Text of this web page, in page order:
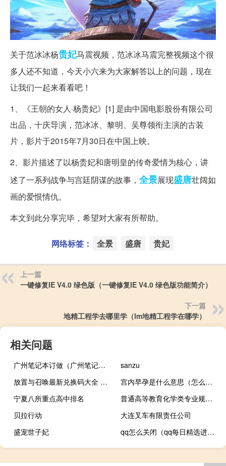
关于范冰冰杨贵妃马震视频，范冰冰马震完整视频这个很
多人还不知道，今天小六来为大家解答以上的问题，现在
让我们一起来看看吧！
1、《王朝的女人·杨贵妃》[1] 是由中国电影股份有限公司
出品，十庆导演，范冰冰、黎明、吴尊领衔主演的古装
片，影片于2015年7月30日在中国上映。
2、影片描述了以杨贵妃和唐明皇的传奇爱情为核心，讲
述了一系列战争与宫廷阴谋的故事， 全景展现盛唐壮阔如
画的爱恨情仇。
本文到此分享完毕，希望对大家有所帮助。
网络标签： 全景 盛唐 贵妃
上一篇
一键修复IE V4.0 绿色版（一键修复IE V4.0 绿色版功能简介）
下一篇
地精工程学去哪里学（lm地精工程学在哪学）
相关问题
广州笔记本订做（广州笔记本报价）
sanzu
放置与召唤最新兑换码大全 CDKEY礼包码分享
宫内早孕是什么意思（怎么确定怀孕）
宁夏八所重点高中排名
普通高等教育化学类专业规划教材·化学与应用化学丛书·有机化学(关于普通高等教育化学类专业规划教材·化学与应用化学丛书·有机化学的简介)
贝拉行动
大连叉车有限责任公司
盛宠世子妃
qq怎么关闭（qq每日精选进行取消的操作教程）